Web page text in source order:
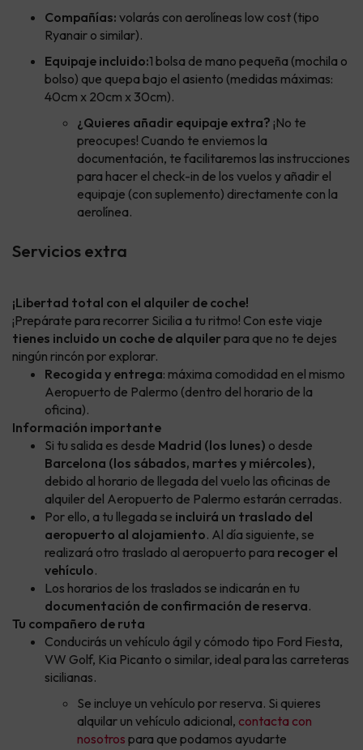
Compañías: volarás con aerolíneas low cost (tipo
Ryanair o similar).
Equipaje incluido:1 bolsa de mano pequeña (mochila o
bolso) que quepa bajo el asiento (medidas máximas:
40cm x 20cm x 30cm).
¿Quieres añadir equipaje extra? ¡No te
preocupes! Cuando te enviemos la
documentación, te facilitaremos las instrucciones
para hacer el check-in de los vuelos y añadir el
equipaje (con suplemento) directamente con la
aerolínea.
Servicios extra
¡Libertad total con el alquiler de coche!
¡Prepárate para recorrer Sicilia a tu ritmo! Con este viaje
tienes incluido un coche de alquilerpara que no te dejes
ningún rincón por explorar.
Recogida y entrega: máxima comodidad en el mismo
Aeropuerto de Palermo (dentro del horario de la
oficina).
Información importante
Si tu salida es desde Madrid (los lunes) o desde
Barcelona (los sábados, martes y miércoles),
debido al horario de llegada del vuelo las oficinas de
alquiler del Aeropuerto de Palermo estarán cerradas.
Por ello, a tu llegada se incluirá un traslado del
aeropuerto al alojamiento. Al día siguiente, se
realizará otro traslado al aeropuerto para recoger el
vehículo.
Los horarios de los traslados se indicarán en tu
documentación de confirmación de reserva.
Tu compañero de ruta
Conducirás un vehículo ágil y cómodo tipo Ford Fiesta,
VW Golf, Kia Picanto o similar, ideal para las carreteras
sicilianas.
Se incluye un vehículo por reserva. Si quieres
alquilar un vehículo adicional, contacta con
nosotros para que podamos ayudarte